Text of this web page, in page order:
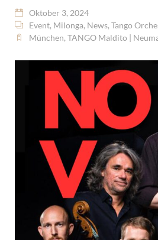
Oktober 3, 2024
Event, Milonga, News, Tango
München, TANGO Maldito |